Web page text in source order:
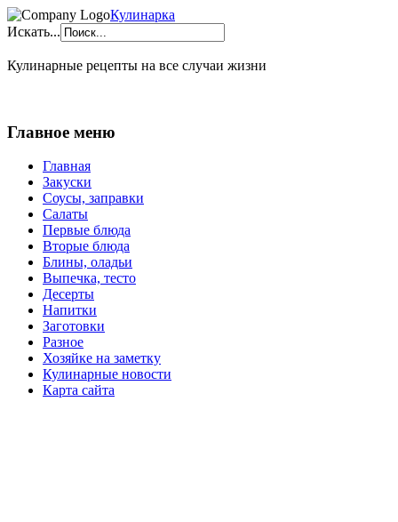
Кулинарка
Искать...
Кулинарные рецепты на все случаи жизни
Главное меню
Главная
Закуски
Соусы, заправки
Салаты
Первые блюда
Вторые блюда
Блины, оладьи
Выпечка, тесто
Десерты
Напитки
Заготовки
Разное
Хозяйке на заметку
Кулинарные новости
Карта сайта